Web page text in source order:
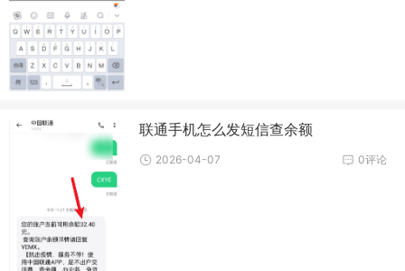
联通手机怎么发短信查余额
0评论
2026-04-07